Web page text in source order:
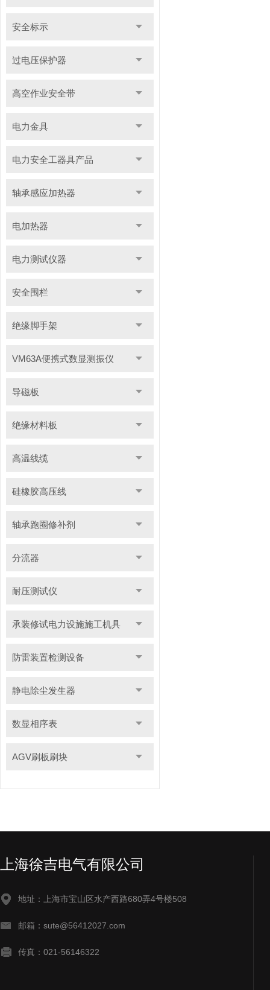
安全标示
过电压保护器
高空作业安全带
电力金具
电力安全工器具产品
轴承感应加热器
电加热器
电力测试仪器
安全围栏
绝缘脚手架
VM63A便携式数显测振仪
导磁板
绝缘材料板
高温线缆
硅橡胶高压线
轴承跑圈修补剂
分流器
耐压测试仪
承装修试电力设施施工机具
防雷装置检测设备
静电除尘发生器
数显相序表
AGV刷板刷块
上海徐吉电气有限公司
地址：上海市宝山区水产西路680弄4号楼508
邮箱：sute@56412027.com
传真：021-56146322